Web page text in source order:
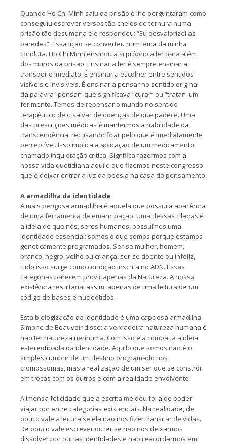
Quando Ho Chi Minh saiu da prisão e lhe perguntaram como
conseguiu escrever versos tão cheios de ternura numa
prisão tão desumana ele respondeu: “Eu desvalorizei as
paredes”. Essa lição se converteu num lema da minha
conduta. Ho Chi Minh ensinou a si próprio a ler para além
dos muros da prisão. Ensinar a ler é sempre ensinar a
transpor o imediato. É ensinar a escolher entre sentidos
visíveis e invisíveis. É ensinar a pensar no sentido original
da palavra “pensar” que significava “curar” ou “tratar” um
ferimento. Temos de repensar o mundo no sentido
terapêutico de o salvar de doenças de que padece. Uma
das prescrições médicas é mantermos a habilidade da
transcendência, recusando ficar pelo que é imediatamente
perceptível. Isso implica a aplicação de um medicamento
chamado inquietação crítica. Significa fazermos com a
nossa vida quotidiana aquilo que fizemos neste congresso
que é deixar entrar a luz da poesia na casa do pensamento.
A armadilha da identidade
A mais perigosa armadilha é aquela que possui a aparência
de uma ferramenta de emancipação. Uma dessas ciladas é
a ideia de que nós, seres humanos, possuímos uma
identidade essencial: somos o que somos porque estamos
geneticamente programados. Ser-se mulher, homem,
branco, negro, velho ou criança, ser-se doente ou infeliz,
tudo isso surge como condição inscrita no ADN. Essas
categorias parecem provir apenas da Natureza. A nossa
existência resultaria, assim, apenas de uma leitura de um
código de bases e nucleótidos.
Esta biologização da identidade é uma capciosa armadilha.
Simone de Beauvoir disse: a verdadeira natureza humana é
não ter natureza nenhuma. Com isso ela combatia a ideia
estereotipada da identidade. Aquilo que somos não é o
simples cumprir de um destino programado nos
cromossomas, mas a realização de um ser que se constrói
em trocas com os outros e com a realidade envolvente.
A imensa felicidade que a escrita me deu foi a de poder
viajar por entre categorias existenciais. Na realidade, de
pouco vale a leitura se ela não nos fizer transitar de vidas.
De pouco vale escrever ou ler se não nos deixarmos
dissolver por outras identidades e não reacordarmos em